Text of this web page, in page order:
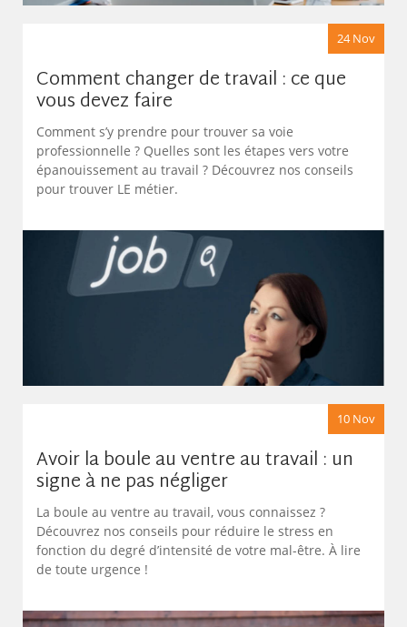
24 Nov
Comment changer de travail : ce que
vous devez faire
Comment s’y prendre pour trouver sa voie
professionnelle ? Quelles sont les étapes vers votre
épanouissement au travail ? Découvrez nos conseils
pour trouver LE métier.
10 Nov
Avoir la boule au ventre au travail : un
signe à ne pas négliger
La boule au ventre au travail, vous connaissez ?
Découvrez nos conseils pour réduire le stress en
fonction du degré d’intensité de votre mal-être. À lire
de toute urgence !